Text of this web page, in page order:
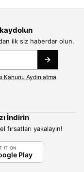
ilk siz haberdar olun.
Kanunu Aydınlatma
İndirin
fırsatları yakalayın!
IT ON
Play